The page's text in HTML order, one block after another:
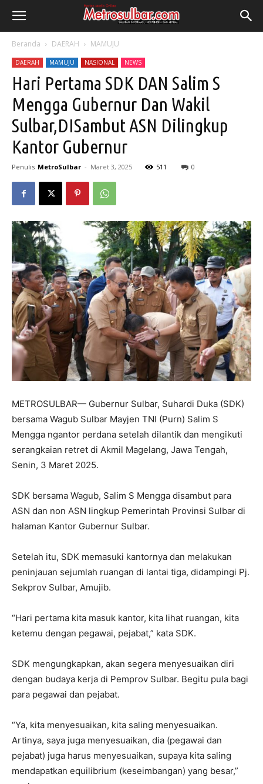
Beranda DAERAH MAMUJU
DAERAH MAMUJU NASIONAL NEWS
Hari Pertama SDK DAN Salim S
Mengga Gubernur Dan Wakil
Sulbar,DISambut ASN Dilingkup
Kantor Gubernur
Penulis MetroSulbar - Maret 3, 2025 511 0
METROSULBAR— Gubernur Sulbar, Suhardi Duka (SDK)
bersama Wagub Sulbar Mayjen TNI (Purn) Salim S
Mengga ngantor perdana setelah dilantik dan mengikuti
serangkaian retret di Akmil Magelang, Jawa Tengah,
Senin, 3 Maret 2025.
SDK bersama Wagub, Salim S Mengga disambut para
ASN dan non ASN lingkup Pemerintah Provinsi Sulbar di
halaman Kantor Gubernur Sulbar.
Setelah itu, SDK memasuki kantornya dan melakukan
peninjauan sejumlah ruangan di lantai tiga, didampingi Pj.
Sekprov Sulbar, Amujib.
“Hari pertama kita masuk kantor, kita lihat ruangan, kita
ketemu dengan pegawai, pejabat,” kata SDK.
SDK mengungkapkan, akan segera menyesuaikan diri
dengan budaya kerja di Pemprov Sulbar. Begitu pula bagi
para pegawai dan pejabat.
“Ya, kita menyesuaikan, kita saling menyesuaikan.
Artinya, saya juga menyesuaikan, dia (pegawai dan
pejabat) juga harus menyesuaikan, supaya kita saling
mendapatkan equilibrium (keseimbangan) yang besar,”